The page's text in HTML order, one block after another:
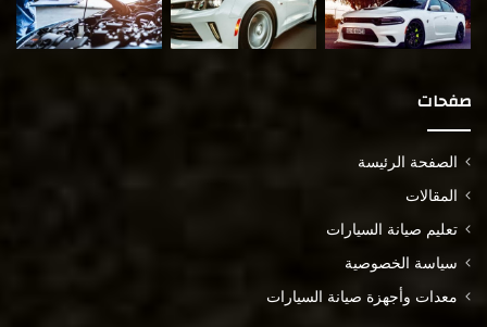
صفحات
الصفحة الرئيسة
المقالات
تعليم صيانة السيارات
سياسة الخصوصية
معدات وأجهزة صيانة السيارات